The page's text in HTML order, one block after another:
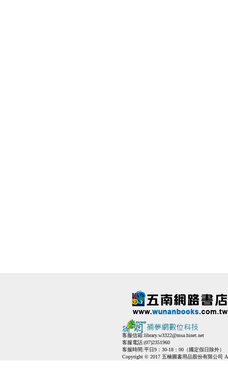
客服信箱:library.w3322@msa.hinet.net
客服電話:(07)2351960
客服時間:平日9：30-18：00（國定假日除外）
Copyright © 2017 五楠圖書用品股份有限公司